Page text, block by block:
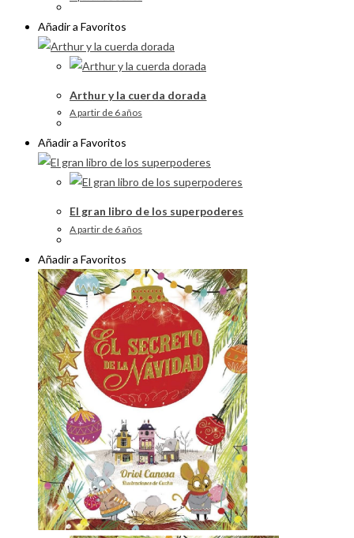
Añadir a Favoritos
Arthur y la cuerda dorada
A partir de 6 años
Añadir a Favoritos
El gran libro de los superpoderes
A partir de 6 años
Añadir a Favoritos